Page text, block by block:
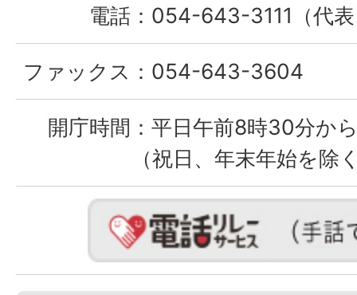
電話： 054-643-3111（代
ファックス： 054-643-3604
開庁時間： 平日午前8時30分か
（祝日、年末年始を除